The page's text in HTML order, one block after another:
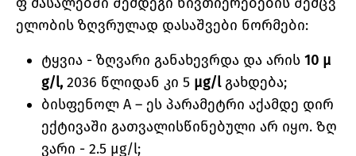
ელობის ზღვრულად დასაშვები ნორმები:
ტყვია - ზღვარი განახევრდა და არის 10 µ
g/l, 2036 წლიდან კი 5 µg/l გახდება;
ბისფენოლ A – ეს პარამეტრი აქამდე დირ
ექტივაში გათვალისწინებული არ იყო. Ზღ
ვარი - 2.5 µg/l;